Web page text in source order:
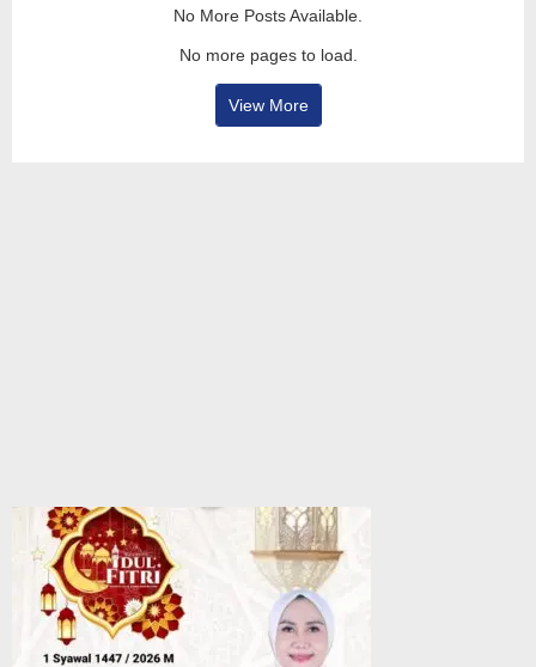
No More Posts Available.
No more pages to load.
View More